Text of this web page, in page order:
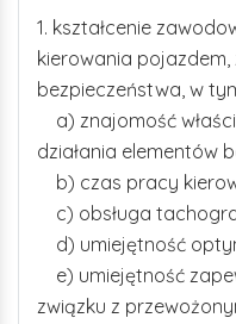
1. kształcenie
kierowania
bezpieczeństwa, w
a) znajomość
działania elementów
b) czas pracy
c) obsługa
d) umiejętność
e) umiejętność
związku z